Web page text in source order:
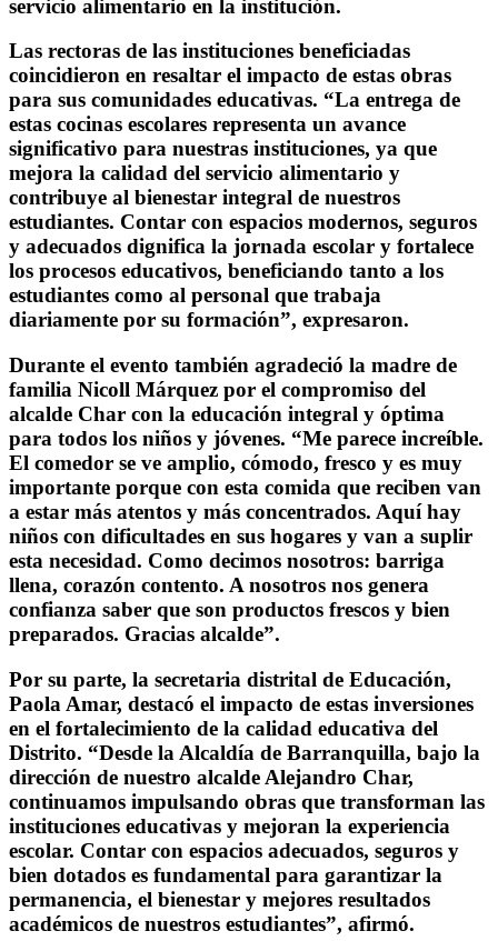
servicio alimentario en la institución.
Las rectoras de las instituciones beneficiadas
coincidieron en resaltar el impacto de estas obras
para sus comunidades educativas. “La entrega de
estas cocinas escolares representa un avance
significativo para nuestras instituciones, ya que
mejora la calidad del servicio alimentario y
contribuye al bienestar integral de nuestros
estudiantes. Contar con espacios modernos, seguros
y adecuados dignifica la jornada escolar y fortalece
los procesos educativos, beneficiando tanto a los
estudiantes como al personal que trabaja
diariamente por su formación”, expresaron.
Durante el evento también agradeció la madre de
familia Nicoll Márquez por el compromiso del
alcalde Char con la educación integral y óptima
para todos los niños y jóvenes. “Me parece increíble.
El comedor se ve amplio, cómodo, fresco y es muy
importante porque con esta comida que reciben van
a estar más atentos y más concentrados. Aquí hay
niños con dificultades en sus hogares y van a suplir
esta necesidad. Como decimos nosotros: barriga
llena, corazón contento. A nosotros nos genera
confianza saber que son productos frescos y bien
preparados. Gracias alcalde”.
Por su parte, la secretaria distrital de Educación,
Paola Amar, destacó el impacto de estas inversiones
en el fortalecimiento de la calidad educativa del
Distrito. “Desde la Alcaldía de Barranquilla, bajo la
dirección de nuestro alcalde Alejandro Char,
continuamos impulsando obras que transforman las
instituciones educativas y mejoran la experiencia
escolar. Contar con espacios adecuados, seguros y
bien dotados es fundamental para garantizar la
permanencia, el bienestar y mejores resultados
académicos de nuestros estudiantes”, afirmó.